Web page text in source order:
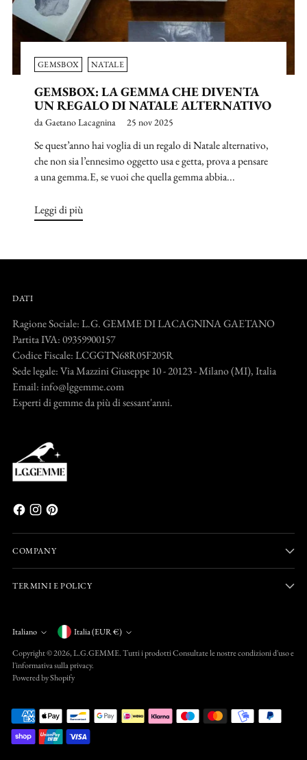
GEMSBOX NATALE
GEMSBOX: LA GEMMA CHE DIVENTA
UN REGALO DI NATALE ALTERNATIVO
da Gaetano Lacagnina 25 nov 2025
Se quest’anno hai voglia di un regalo di Natale alternativo,
che non sia l’ennesimo oggetto usa e getta, prova a pensare
a una gemma.E, se vuoi che quella gemma abbia...
Leggi di più
DATI
Ragione Sociale: L.G. GEMME DI LACAGNINA GAETANO
Partita IVA: 09359900157
Codice Fiscale: LCGGTN68R05F205R
Sede legale: Via Mazzini Giuseppe 10 - 20123 - Milano (MI), Italia
Email: info@lggemme.com
Esperti di gemme da più di sessant'anni.
COMPANY
TERMINI E POLICY
Lingua
Italiano Valuta
Italia (EUR €)
Copyright © 2026,L.G.GEMME. Tutti i prodotti Consultate le nostre condizioni d'uso e
l'informativa sulla privacy.
Powered by Shopify